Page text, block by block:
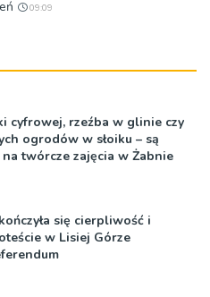
09:09
cyfrowej, rzeźba w glinie czy
ogrodów w słoiku – są
na twórcze zajęcia w Żabnie
się cierpliwość i
w Lisiej Górze